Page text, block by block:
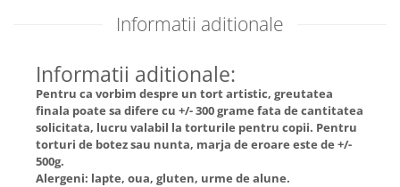
Informatii aditionale
Informatii aditionale:
Pentru ca vorbim despre un tort artistic, greutatea
finala poate sa difere cu +/- 300 grame fata de cantitatea
solicitata, lucru valabil la torturile pentru copii. Pentru
torturi de botez sau nunta, marja de eroare este de +/-
500g.
Alergeni: lapte, oua, gluten, urme de alune.